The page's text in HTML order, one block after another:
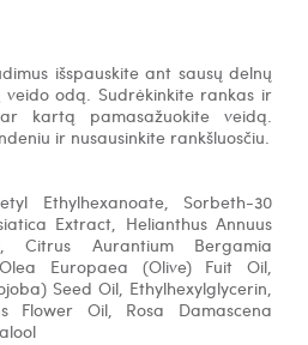
išspauskite ant sausų delnų
veido odą. Sudrėkinkite rankas ir
kartą pamasažuokite veidą.
ir nusausinkite rankšluosčiu.
Ethylhexanoate, Sorbeth-30
Extract, Helianthus Annuus
Citrus Aurantium Bergamia
Europaea (Olive) Fuit Oil,
Seed Oil, Ethylhexylglycerin,
Flower Oil, Rosa Damascena